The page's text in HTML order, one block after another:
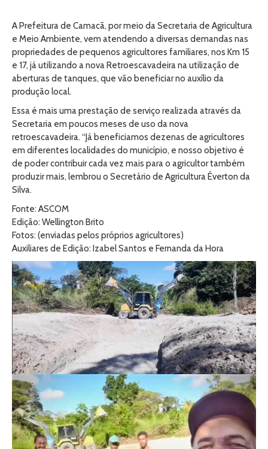
A Prefeitura de Camacã, por meio da Secretaria de Agricultura
e Meio Ambiente, vem atendendo a diversas demandas nas
propriedades de pequenos agricultores familiares, nos Km 15
e 17, já utilizando a nova Retroescavadeira na utilização de
aberturas de tanques, que vão beneficiar no auxílio da
produção local.
Essa é mais uma prestação de serviço realizada através da
Secretaria em poucos meses de uso da nova
retroescavadeira. “Já beneficiamos dezenas de agricultores
em diferentes localidades do município, e nosso objetivo é
de poder contribuir cada vez mais para o agricultor também
produzir mais, lembrou o Secretário de Agricultura Éverton da
Silva.
Fonte: ASCOM
Edição: Wellington Brito
Fotos: (enviadas pelos próprios agricultores)
Auxiliares de Edição: Izabel Santos e Fernanda da Hora